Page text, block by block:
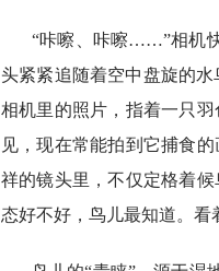
“咔嚓、咔嚓……”相机
头紧紧追随着空中盘旋的水
相机里的照片，指着一只
见，现在常能拍到它捕食
祥的镜头里，不仅定格着
态好不好，鸟儿最知道。